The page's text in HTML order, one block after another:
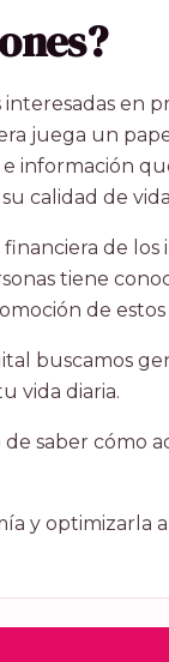
juega un
información
calidad de
de
tiene
de estos
buscamos
vida diaria.
saber cómo
y optimizarla